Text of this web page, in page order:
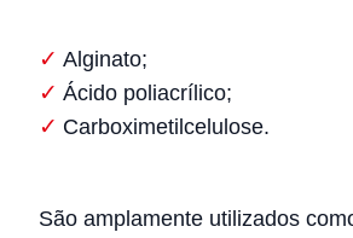
Alginato;
Ácido poliacrílico;
Carboximetilcelulose.
São amplamente utilizados